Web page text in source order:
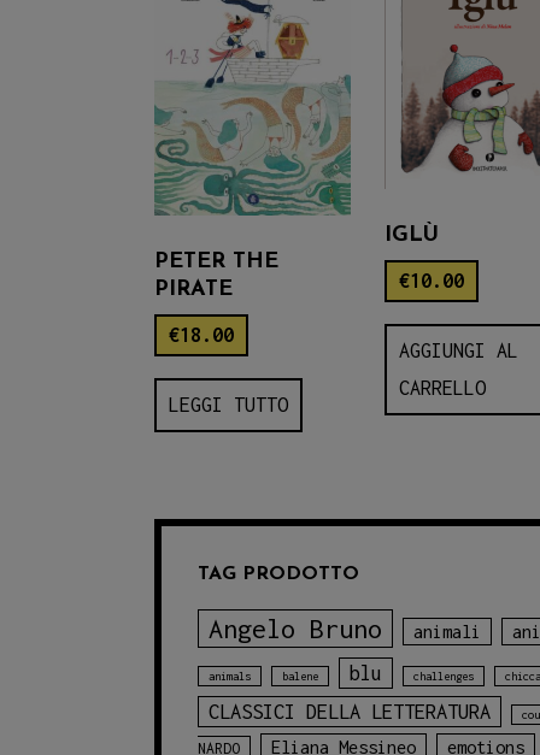
PETER THE
PIRATE
€18.00
LEGGI TUTTO
IGLÙ
€10.00
AGGIUNGI AL
CARRELLO
TAG PRODOTTO
Angelo Bruno animali
animals balene blu challenges
CLASSICI DELLA LETTERATURA
NARDO Eliana Messineo emotions